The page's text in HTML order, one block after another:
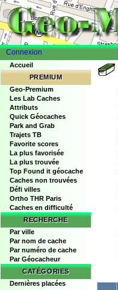
Connexion
Accueil
PREMIUM
Geo-Premium
Les Lab Caches
Attributs
Quick Géocaches
Park and Grab
Trajets TB
Favorite scores
La plus favorisée
La plus trouvée
Top Found it géocache
Caches non trouvées
Défi villes
Ortho THR Paris
Caches en difficulté
RECHERCHE
Par ville
Par nom de cache
Par numéro de cache
Par Géocacheur
CATÉGORIES
Dernières placées